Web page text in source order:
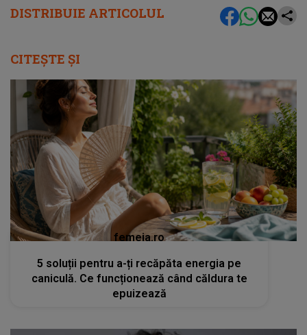
DISTRIBUIE ARTICOLUL
CITEȘTE ȘI
femeia.ro
5 soluții pentru a-ți recăpăta energia pe
caniculă. Ce funcționează când căldura te
epuizează